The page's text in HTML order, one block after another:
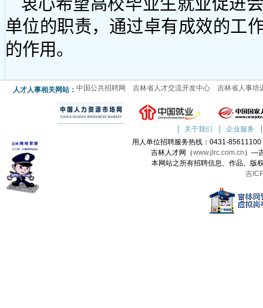
人才人事相关网站： 中国公共招聘网 吉林省人才交流开发中心 吉林省人事培
关于我们
企业服务
用人单位招聘服务热线：0431-
吉林人才网（www.jlrc.com.cn ）—
本网站之所有招聘信息、作品、版
吉